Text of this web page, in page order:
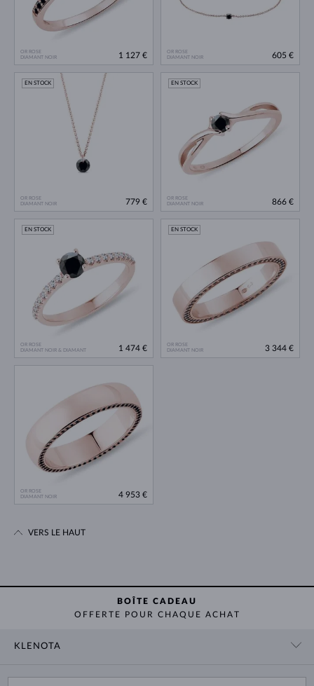
OR ROSE
DIAMANT NOIR
1 127 €
OR ROSE
DIAMANT NOIR
605 €
OR ROSE
DIAMANT NOIR
EN STOCK
779 €
OR ROSE
DIAMANT NOIR
EN STOCK
866 €
OR ROSE
DIAMANT NOIR & DIAMANT
EN STOCK
1 474 €
OR ROSE
DIAMANT NOIR
EN STOCK
3 344 €
OR ROSE
DIAMANT NOIR
4 953 €
VERS LE HAUT
BOÎTE CADEAU
OFFERTE POUR CHAQUE ACHAT
KLENOTA